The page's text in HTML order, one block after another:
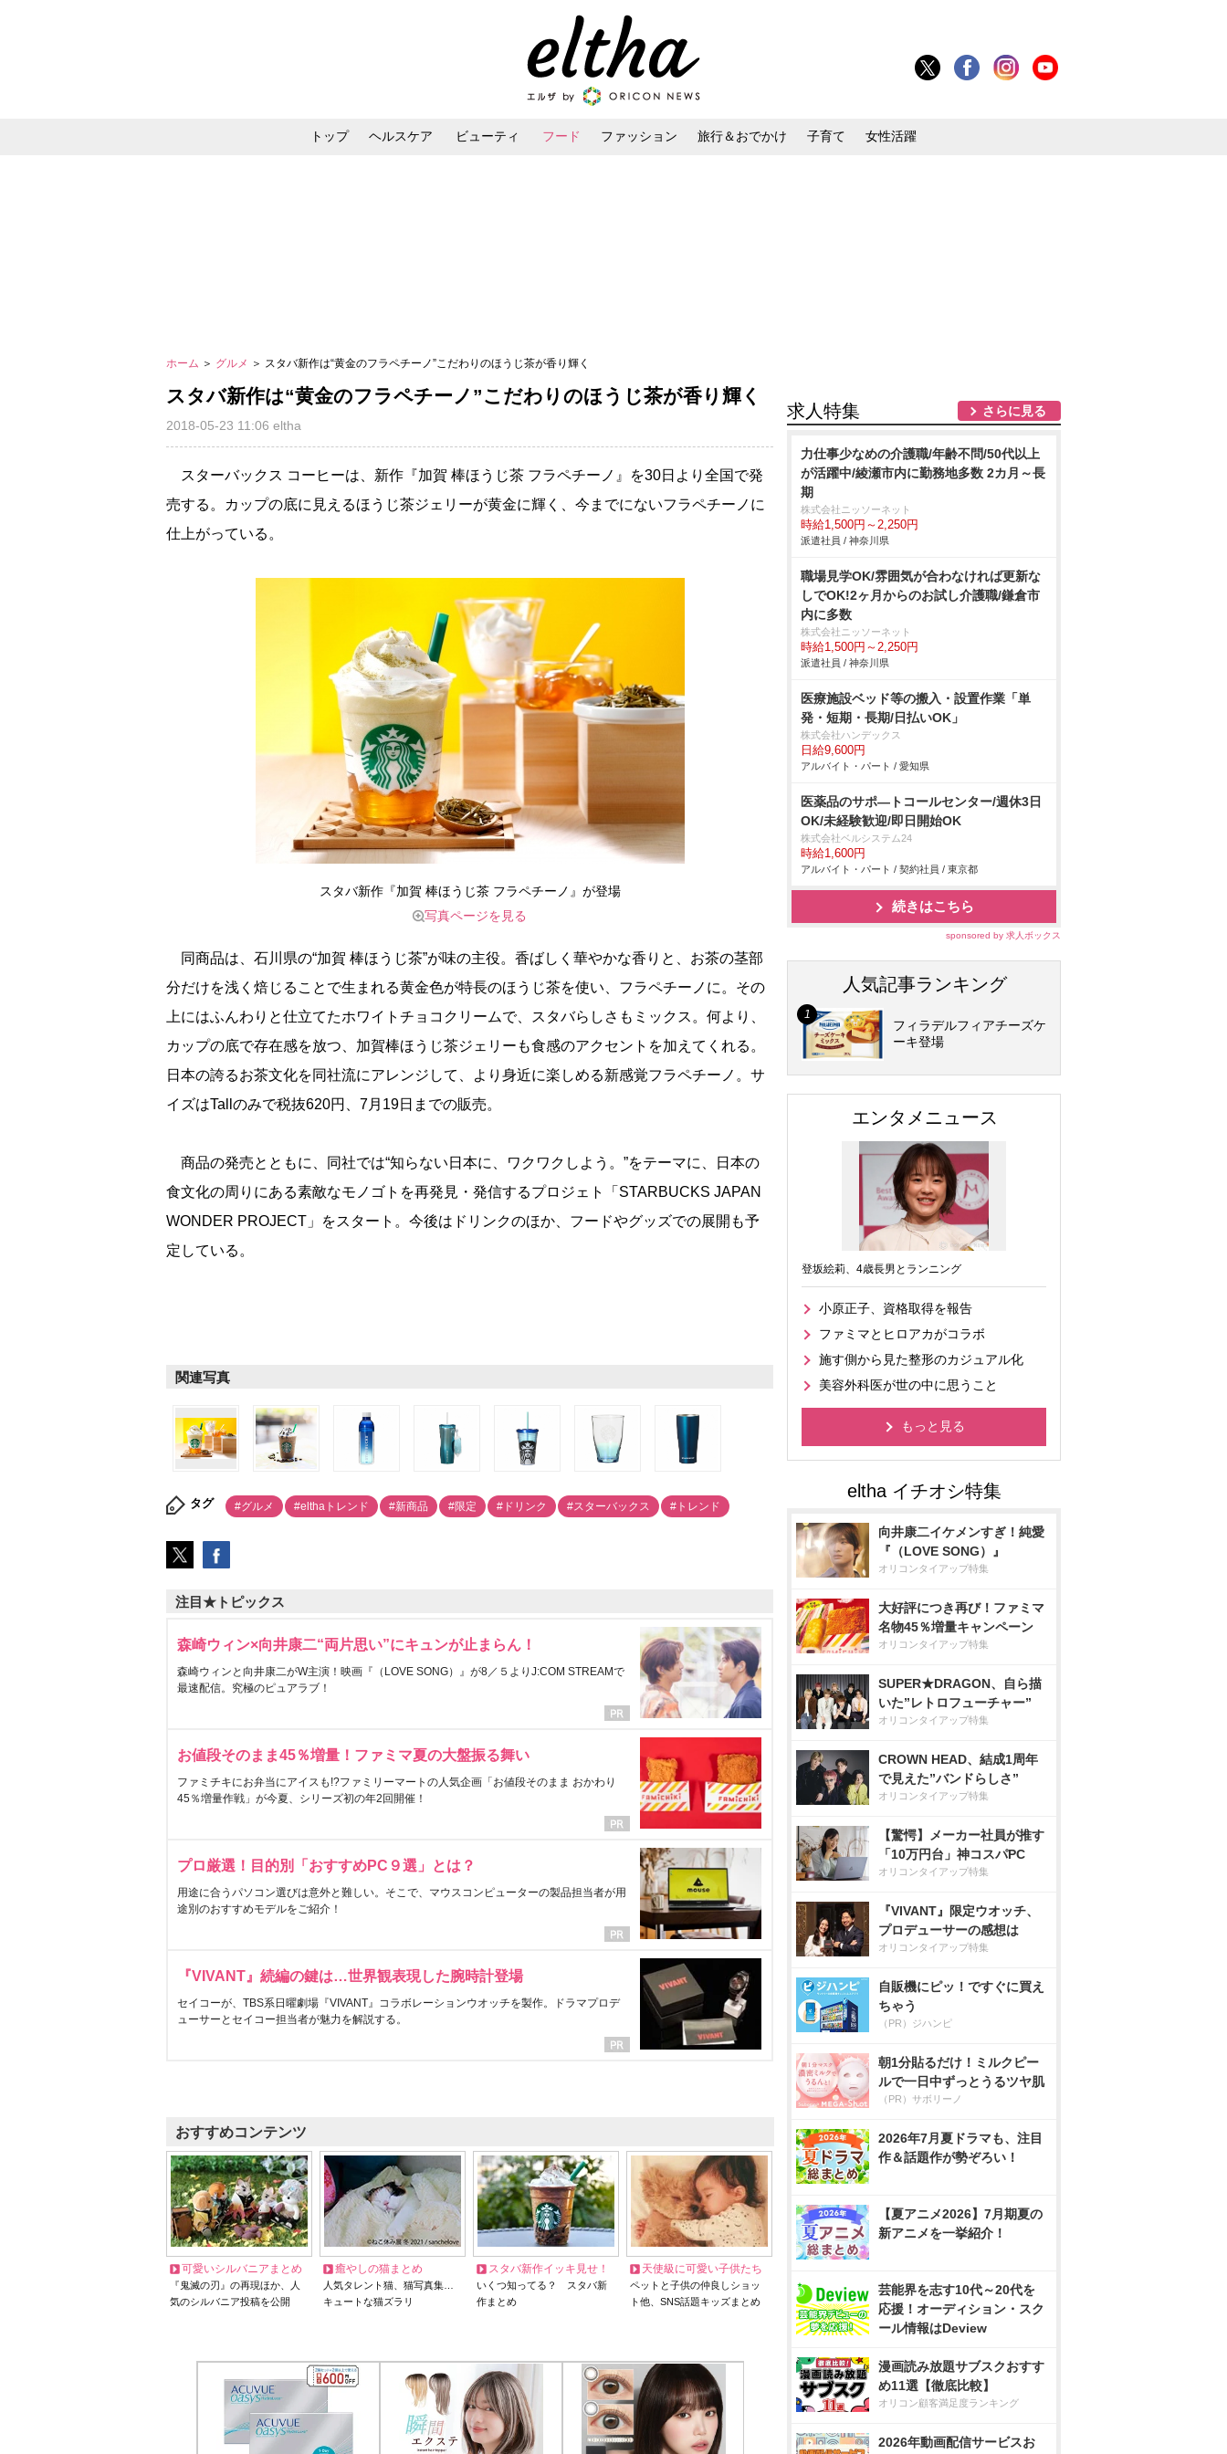
トップ ヘルスケア ビューティ フード ファッション 旅行＆おでかけ 子育て 女性活躍
ホーム ＞ グルメ ＞ スタバ新作は“黄金のフラペチーノ”こだわりのほうじ茶が香り輝く
スタバ新作は“黄金のフラペチーノ”こだわりのほうじ茶が香り輝く
2018-05-23 11:06 eltha
スターバックス コーヒーは、新作『加賀 棒ほうじ茶 フラペチーノ』を30日より全国で発
売する。カップの底に見えるほうじ茶ジェリーが黄金に輝く、今までにないフラペチーノに
仕上がっている。
スタバ新作『加賀 棒ほうじ茶 フラペチーノ』が登場
写真ページを見る
同商品は、石川県の“加賀 棒ほうじ茶”が味の主役。香ばしく華やかな香りと、お茶の茎部
分だけを浅く焙じることで生まれる黄金色が特長のほうじ茶を使い、フラペチーノに。その
上にはふんわりと仕立てたホワイトチョコクリームで、スタバらしさもミックス。何より、
カップの底で存在感を放つ、加賀棒ほうじ茶ジェリーも食感のアクセントを加えてくれる。
日本の誇るお茶文化を同社流にアレンジして、より身近に楽しめる新感覚フラペチーノ。サ
イズはTallのみで税抜620円、7月19日までの販売。
商品の発売とともに、同社では“知らない日本に、ワクワクしよう。”をテーマに、日本の
食文化の周りにある素敵なモノゴトを再発見・発信するプロジェト「STARBUCKS JAPAN
WONDER PROJECT」をスタート。今後はドリンクのほか、フードやグッズでの展開も予
定している。
関連写真
タグ #グルメ #elthaトレンド #新商品 #限定 #ドリンク #スターバックス #トレンド
注目★トピックス
森崎ウィン×向井康二“両片思い”にキュンが止まらん！
森崎ウィンと向井康二がW主演！映画『（LOVE SONG）』が8／５よりJ:COM STREAMで
最速配信。究極のピュアラブ！
お値段そのまま45％増量！ファミマ夏の大盤振る舞い
ファミチキにお弁当にアイスも!?ファミリーマートの人気企画「お値段そのまま おかわり
45％増量作戦」が今夏、シリーズ初の年2回開催！
プロ厳選！目的別「おすすめPC９選」とは？
用途に合うパソコン選びは意外と難しい。そこで、マウスコンピューターの製品担当者が用
途別のおすすめモデルをご紹介！
『VIVANT』続編の鍵は…世界観表現した腕時計登場
セイコーが、TBS系日曜劇場『VIVANT』コラボレーションウオッチを製作。ドラマプロデ
ューサーとセイコー担当者が魅力を解説する。
おすすめコンテンツ
可愛いシルバニアまとめ
『鬼滅の刃』の再現ほか、人
気のシルバニア投稿を公開
癒やしの猫まとめ
人気タレント猫、猫写真集…
キュートな猫ズラリ
スタバ新作イッキ見せ！
いくつ知ってる？ スタバ新
作まとめ
天使級に可愛い子供たち
ペットと子供の仲良しショッ
ト他、SNS話題キッズまとめ
求人特集 さらに見る
力仕事少なめの介護職/年齢不問/50代以上
が活躍中/綾瀬市内に勤務地多数 2カ月～長
期
株式会社ニッソーネット
時給1,500円～2,250円
派遣社員 / 神奈川県
職場見学OK/雰囲気が合わなければ更新な
しでOK!2ヶ月からのお試し介護職/鎌倉市
内に多数
株式会社ニッソーネット
時給1,500円～2,250円
派遣社員 / 神奈川県
医療施設ベッド等の搬入・設置作業「単
発・短期・長期/日払いOK」
株式会社ハンデックス
日給9,600円
アルバイト・パート / 愛知県
医薬品のサポ―トコールセンター/週休3日
OK/未経験歓迎/即日開始OK
株式会社ベルシステム24
時給1,600円
アルバイト・パート / 契約社員 / 東京都
続きはこちら
sponsored by 求人ボックス
人気記事ランキング
フィラデルフィアチーズケ
ーキ登場
エンタメニュース
登坂絵莉、4歳長男とランニング
小原正子、資格取得を報告
ファミマとヒロアカがコラボ
施す側から見た整形のカジュアル化
美容外科医が世の中に思うこと
もっと見る
向井康二イケメンすぎ！純愛
『（LOVE SONG）』
オリコンタイアップ特集
大好評につき再び！ファミマ
名物45％増量キャンペーン
オリコンタイアップ特集
SUPER★DRAGON、自ら描
いた”レトロフューチャー”
オリコンタイアップ特集
CROWN HEAD、結成1周年
で見えた”バンドらしさ”
オリコンタイアップ特集
【驚愕】メーカー社員が推す
「10万円台」神コスパPC
オリコンタイアップ特集
『VIVANT』限定ウオッチ、
プロデューサーの感想は
オリコンタイアップ特集
自販機にピッ！ですぐに買え
ちゃう
（PR）ジハンピ
朝1分貼るだけ！ミルクピー
ルで一日中ずっとうるツヤ肌
（PR）サボリーノ
2026年7月夏ドラマも、注目
作＆話題作が勢ぞろい！
【夏アニメ2026】7月期夏の
新アニメを一挙紹介！
芸能界を志す10代～20代を
応援！オーディション・スク
ール情報はDeview
漫画読み放題サブスクおすす
め11選【徹底比較】
オリコン顧客満足度ランキング
2026年動画配信サービスお